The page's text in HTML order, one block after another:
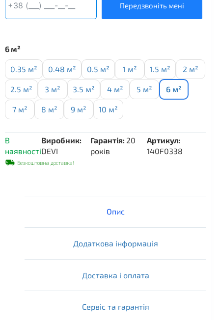
Передзвоніть мені
6 м²
0.35 м² 0.48 м² 0.5 м² 1 м² 1.5 м² 2 м²
2.5 м² 3 м² 3.5 м² 4 м² 5 м² 6 м²
7 м² 8 м² 9 м² 10 м²
В
наявності
Виробник:
DEVI
Гарантія: 20
років
Артикул:
140F0338
Безкоштовна доставка!
Опис
Додаткова інформація
Доставка і оплата
Сервіс та гарантія